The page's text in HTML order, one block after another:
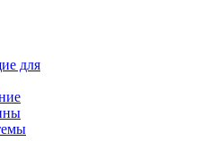
для